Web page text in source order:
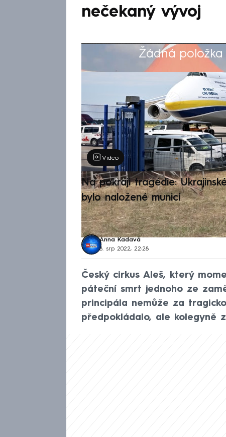
nečekaný vývoj
Žádná položka
Výběr redakce
Video
Na pokraji tragédie:
bylo naložené municí
Anna Kadavá
8. srp 2022, 22:28
Český cirkus Aleš, který
páteční smrt jednoho ze
principála nemůže za
předpokládalo, ale kolegyně